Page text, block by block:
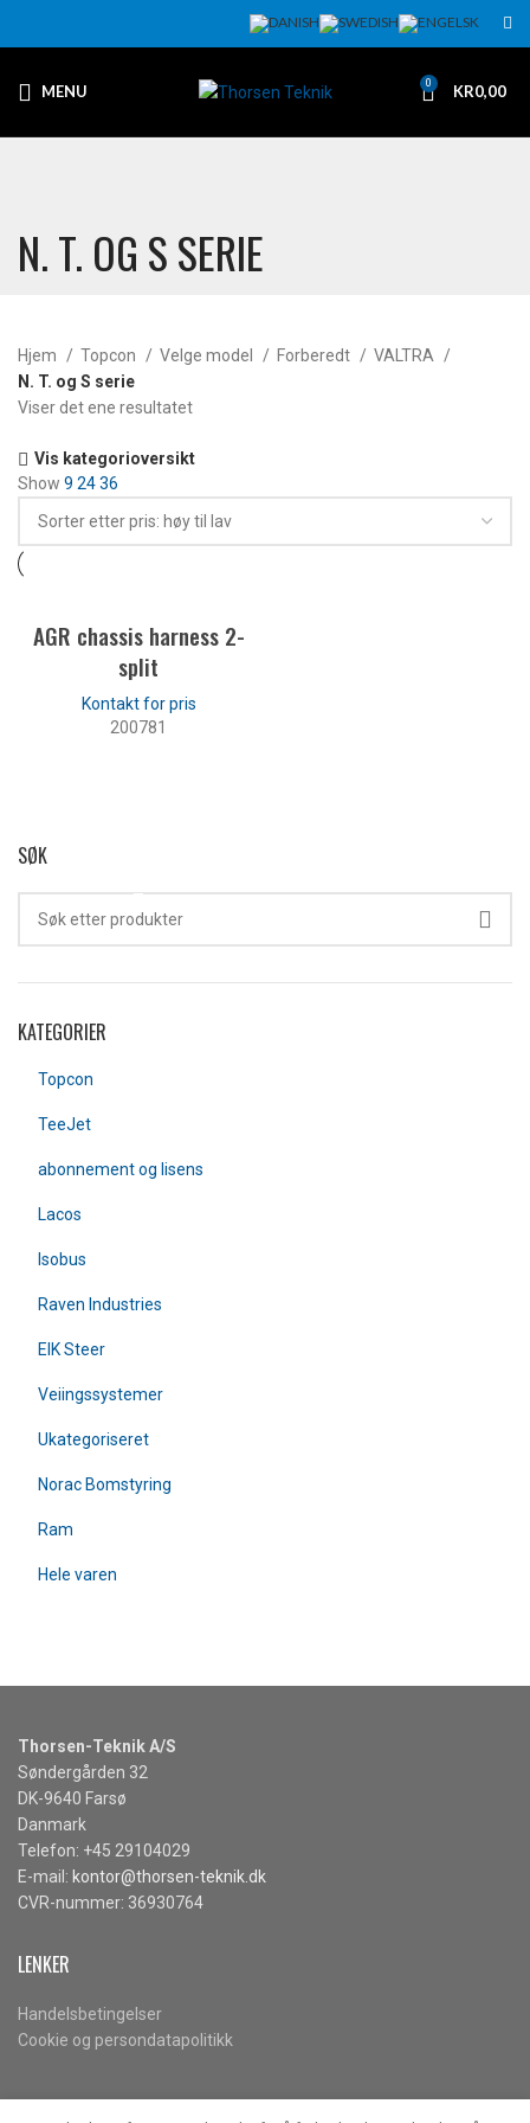
MENU 0 KR0,00
N. T. OG S SERIE
SØK
KATEGORIER
Topcon
TeeJet
abonnement og lisens
Lacos
Isobus
Raven Industries
EIK Steer
Veiingssystemer
Ukategoriseret
Norac Bomstyring
Ram
Hele varen
Hjem Topcon Velge model Forberedt
VALTRA
N. T. og S serie
Viser det ene resultatet
Vis kategorioversikt
Show 9 2436
AGR chassis harness 2-
split
200781
Thorsen-Teknik A/S
Søndergården 32
DK-9640 Farsø
Danmark
Telefon: +45 29104029
E-mail: kontor@thorsen-teknik.dk
CVR-nummer: 36930764
LENKER
Handelsbetingelser
Cookie og persondatapolitikk